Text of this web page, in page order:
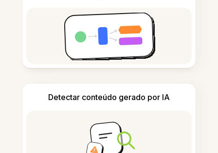
Detectar conteúdo gerado por IA